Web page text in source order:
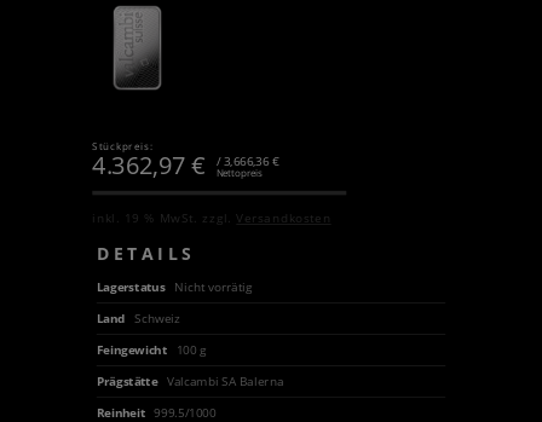
Stückpreis:
4.362,97€ / 3,666,36 €
Nettopreis
inkl. 19 % MwSt. zzgl.Versandkosten
DETAILS
Lagerstatus Nicht vorrätig
Land
Schweiz
Feingewicht
100 g
Prägstätte Valcambi SA Balerna
Reinheit 999.5/1000